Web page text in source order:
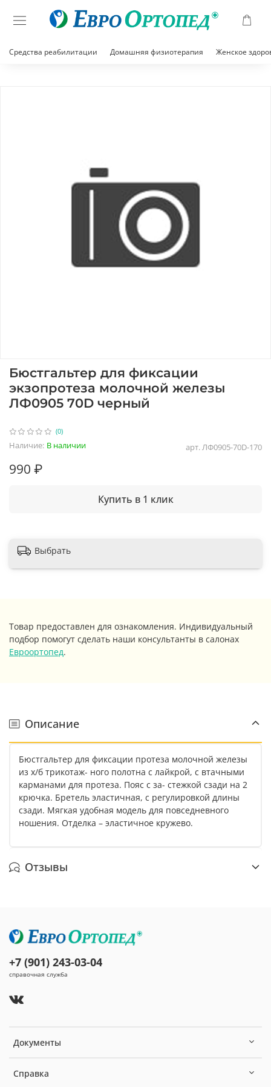
Средства реабилитации Домашняя физиотерапия Женское
(0)
арт.ЛФ0905-70D-170
Наличие: В наличии
Бюстгальтер для фиксации
экзопротеза молочной железы
ЛФ0905 70D черный
990 ₽
Купить в 1 клик
Выбрать
Товар предоставлен для ознакомления. Индивидуальный
подбор помогут сделать наши консультанты в салонах
Евроортопед.
Описание
Бюстгальтер для фиксации протеза молочной железы
из х/б трикотаж- ного полотна с лайкрой, с втачными
карманами для протеза. Пояс с за- стежкой сзади на 2
крючка. Бретель эластичная, с регулировкой длины
сзади. Мягкая удобная модель для повседневного
ношения. Отделка – эластичное кружево.
Отзывы
Документы
Справка
+7 (901) 243-03-04
справочная служба